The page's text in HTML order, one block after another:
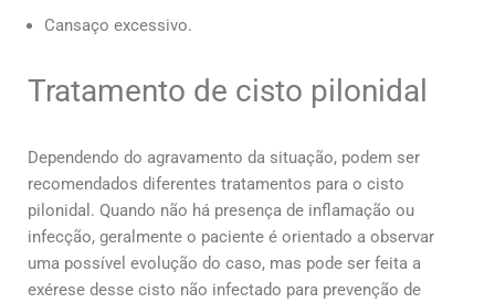
Cansaço excessivo.
Tratamento de cisto pilonidal
Dependendo do agravamento da situação, podem ser
recomendados diferentes tratamentos para o cisto
pilonidal. Quando não há presença de inflamação ou
infecção, geralmente o paciente é orientado a observar
uma possível evolução do caso, mas pode ser feita a
exérese desse cisto não infectado para prevenção de